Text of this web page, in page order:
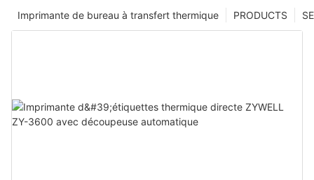
PRODUCTS
Imprimante de bureau à transfert thermique